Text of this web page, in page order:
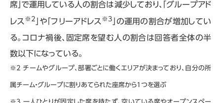
席」で運用している人の割合は減少しており、「グループアド
レス ※2 」や「フリーアドレス ※3
」の運用の割合が増加してい
る。コロナ禍後、固定席を望む人の割合は回答者全体の半
数以下になっている。
※2 チームやグループ、部署ごとに働くエリアが決まっており、自分の所
属チーム・グループに割りあてられた座席から1つを選ぶ
※3 一人ひとりが固定した席を持たず、空いている席やオープンスペー